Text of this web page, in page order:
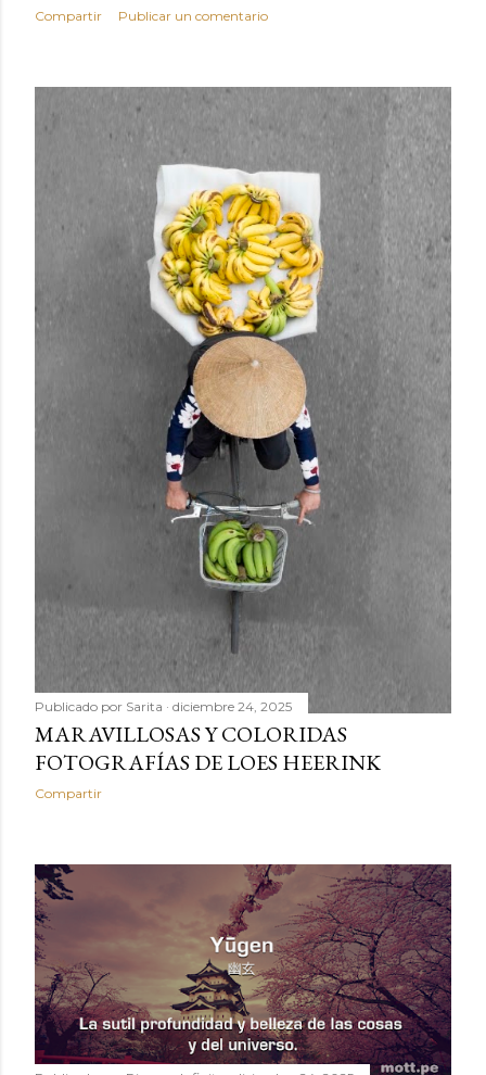
Compartir Publicar un comentario
Publicado por Sarita diciembre 24, 2025
MARAVILLOSAS Y COLORIDAS
FOTOGRAFÍAS DE LOES HEERINK
Compartir